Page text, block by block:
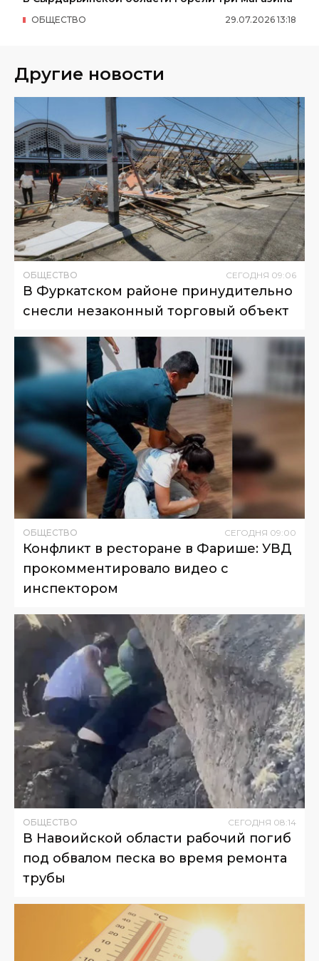
29.07.2026 13:18
ОБЩЕСТВО
Другие новости
ОБЩЕСТВО СЕГОДНЯ 09:06
В Фуркатском районе принудительно
снесли незаконный торговый объект
ОБЩЕСТВО СЕГОДНЯ 09:00
Конфликт в ресторане в Фарише: УВД
прокомментировало видео с
инспектором
ОБЩЕСТВО СЕГОДНЯ 08:14
В Навоийской области рабочий погиб
под обвалом песка во время ремонта
трубы